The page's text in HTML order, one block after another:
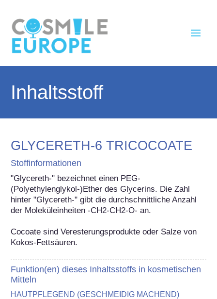
Inhaltsstoff
GLYCERETH-6 TRICOCOATE
Stoffinformationen
"Glycereth-" bezeichnet einen PEG-
(Polyethylenglykol-)Ether des Glycerins. Die Zahl
hinter "Glycereth-" gibt die durchschnittliche Anzahl
der Moleküleinheiten -CH2-CH2-O- an.
Cocoate sind Veresterungsprodukte oder Salze von
Kokos-Fettsäuren.
Funktion(en) dieses Inhaltsstoffs in kosmetischen
Mitteln
HAUTPFLEGEND (GESCHMEIDIG MACHEND)